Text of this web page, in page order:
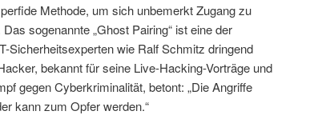
Methode, um sich unbemerkt Zugang zu
sogenannte „Ghost Pairing“ ist eine der
Sicherheitsexperten wie Ralf Schmitz dringend
bekannt für seine Live-Hacking-Vorträge und
gegen Cyberkriminalität, betont: „Die Angriffe
kann zum Opfer werden.“